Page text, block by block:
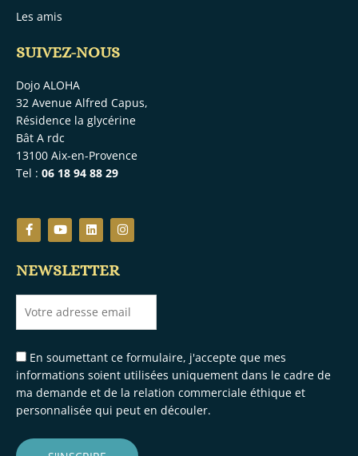
Les amis
SUIVEZ-NOUS
Dojo ALOHA
32 Avenue Alfred Capus,
Résidence la glycérine
Bât A rdc
13100 Aix-en-Provence
Tel : 06 18 94 88 29
F
a
c
b
o
k
-
f
Y
o
u
u
e
L
i
n
e
i
I
n
s
r
a
m
NEWSLETTER
En soumettant ce formulaire, j'accepte que mes
informations soient utilisées uniquement dans le cadre de
ma demande et de la relation commerciale éthique et
personnalisée qui peut en découler.